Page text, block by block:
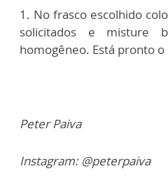
1. No frasco escolhido
solicitados e misture
homogêneo. Está pronto o
Peter Paiva
Instagram: @peterpaiva